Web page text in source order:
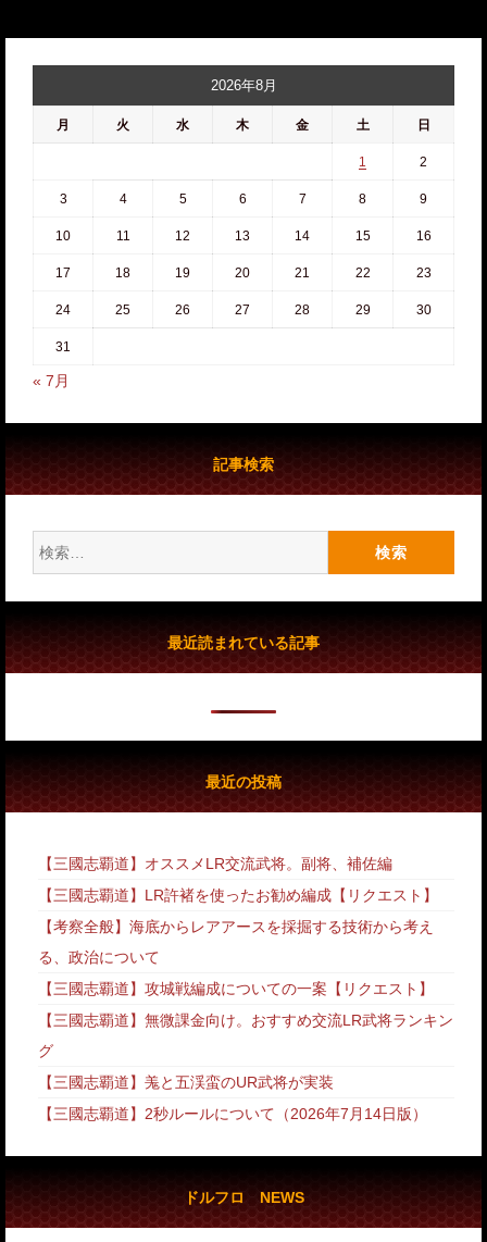
2026年8月
月 火 水 木 金 土 日
1 2
3 4 5 6 7 8 9
10 11 12 13 14 15 16
17 18 19 20 21 22 23
24 25 26 27 28 29 30
31
« 7月
記事検索
索:
最近読まれている記事
最近の投稿
【三國志覇道】オススメLR交流武将。副将、補佐編
【三國志覇道】LR許褚を使ったお勧め編成【リクエスト】
【考察全般】海底からレアアースを採掘する技術から考え
る、政治について
【三國志覇道】攻城戦編成についての一案【リクエスト】
【三國志覇道】無微課金向け。おすすめ交流LR武将ランキン
グ
【三國志覇道】羗と五渓蛮のUR武将が実装
【三國志覇道】2秒ルールについて（2026年7月14日版）
ドルフロ NEWS